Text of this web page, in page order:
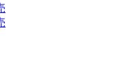
行しておりません。
カード会社が発行するご
工は対応不可となりま
？
おります。
5～8営業日以内に発送予定